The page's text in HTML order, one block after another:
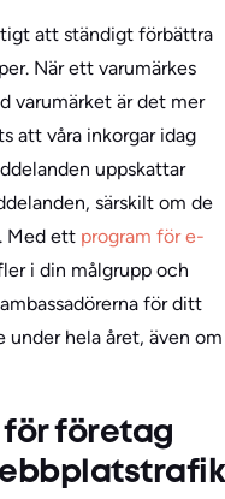
att ständigt förbättra
När ett varumärkes
varumärket är det mer
att våra inkorgar idag
uppskattar
särskilt om de
Med ett program för e-
i din målgrupp och
för ditt
under hela året, även om
för företag